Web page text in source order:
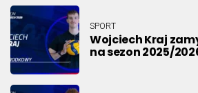
SPORT
Wojciech Kraj
na sezon 2025/